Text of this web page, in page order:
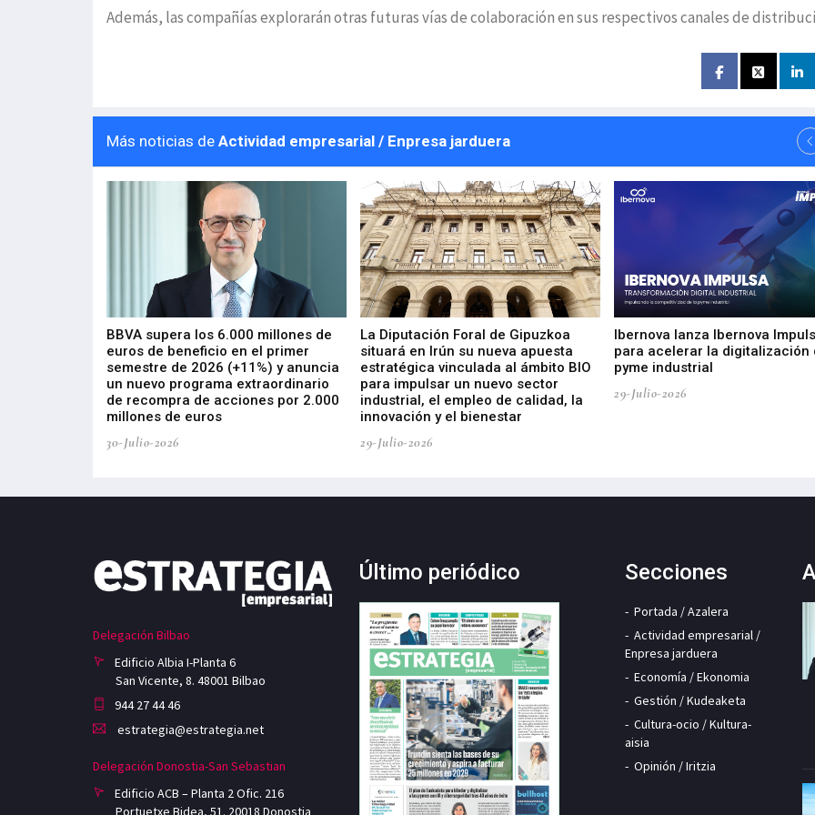
Además, las compañías explorarán otras futuras vías de colaboración en sus respectivos canales de
Más noticias de Actividad empresarial / Enpresa jarduera
BBVA supera los 6.000 millones de
euros de beneficio en el primer
semestre de 2026 (+11%) y anuncia
un nuevo programa extraordinario
de recompra de acciones por 2.000
millones de euros
30-Julio-2026
La Diputación Foral de Gipuzkoa
situará en Irún su nueva apuesta
estratégica vinculada al ámbito BIO
para impulsar un nuevo sector
industrial, el empleo de calidad, la
innovación y el bienestar
29-Julio-2026
Ibernova lanza Ibernova
para acelerar la digitalización
pyme industrial
29-Julio-2026
Delegación Bilbao
Edificio Albia I-Planta 6
San Vicente, 8. 48001 Bilbao
944 27 44 46
estrategia@estrategia.net
Delegación Donostia-San Sebastian
Edificio ACB – Planta 2 Ofic. 216
Portuetxe Bidea, 51. 20018 Donostia
Último periódico Secciones
Portada / Azalera
Actividad empresarial /
Enpresa jarduera
Economía / Ekonomia
Gestión / Kudeaketa
Cultura-ocio / Kultura-
aisia
Opinión / Iritzia